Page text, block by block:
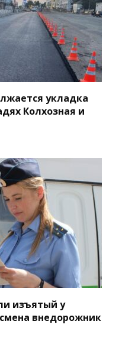
укладка
Колхозная и
изъятый у
внедорожник